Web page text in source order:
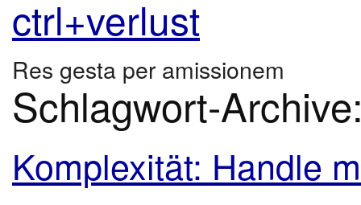
ctrl+verlust
Res gesta per amissionem
Schlagwort-
Komplexität: Handle